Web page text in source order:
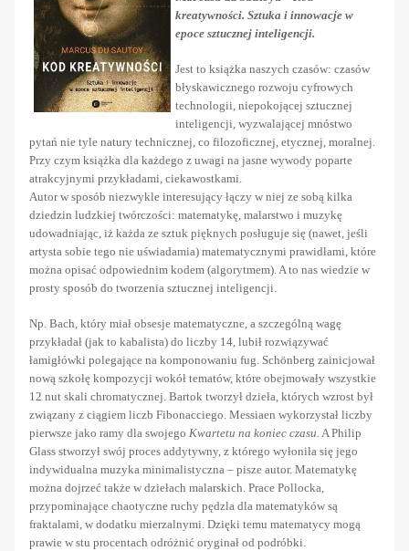
kreatywności. Sztuka i innowacje w
epoce sztucznej inteligencji.
Jest to książka naszych czasów: czasów
błyskawicznego rozwoju cyfrowych
technologii, niepokojącej sztucznej
inteligencji, wyzwalającej mnóstwo
pytań nie tyle natury technicznej, co filozoficznej, etycznej, moralnej.
Przy czym książka dla każdego z uwagi na jasne wywody poparte
atrakcyjnymi przykładami, ciekawostkami.
Autor w sposób niezwykle interesujący łączy w niej ze sobą kilka
dziedzin ludzkiej twórczości: matematykę, malarstwo i muzykę
udowadniając, iż każda ze sztuk pięknych posługuje się (nawet, jeśli
artysta sobie tego nie uświadamia) matematycznymi prawidłami, które
można opisać odpowiednim kodem (algorytmem). A to nas wiedzie w
prosty sposób do tworzenia sztucznej inteligencji.
Np. Bach, który miał obsesje matematyczne, a szczególną wagę
przykładał (jak to kabalista) do liczby 14, lubił rozwiązywać
łamigłówki polegające na komponowaniu fug. Schönberg zainicjował
nową szkołę kompozycji wokół tematów, które obejmowały wszystkie
12 nut skali chromatycznej. Bartok tworzył dzieła, których wzrost był
związany z ciągiem liczb Fibonacciego. Messiaen wykorzystał liczby
pierwsze jako ramy dla swojego Kwartetu na koniec czasu. A Philip
Glass stworzył swój proces addytywny, z którego wyłoniła się jego
indywidualna muzyka minimalistyczna – pisze autor. Matematykę
można dojrzeć także w dziełach malarskich. Prace Pollocka,
przypominające chaotyczne ruchy pędzla dla matematyków są
fraktalami, w dodatku mierzalnymi. Dzięki temu matematycy mogą
prawie w stu procentach odróżnić oryginał od podróbki.